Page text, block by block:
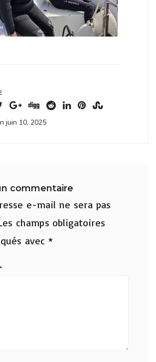
juin 10, 2025
commentaire
e-mail ne sera pas
champs obligatoires
avec *
*